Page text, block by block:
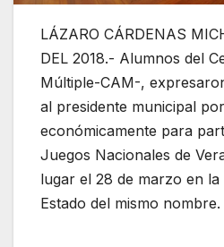
LÁZARO CÁRDENAS
DEL 2018.- Alumnos del
Múltiple-CAM-,
al presidente municipal
económicamente para
Juegos Nacionales de
lugar el 28 de marzo en la
Estado del mismo nombre.